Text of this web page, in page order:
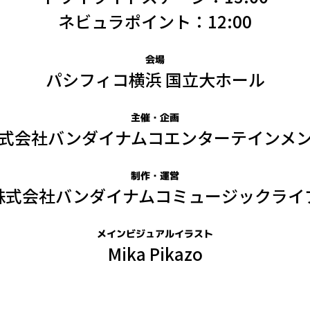
ネビュラポイント：12:00
会場
パシフィコ横浜 国立大ホール
主催・企画
会社バンダイナムコエンターテインメ
制作・運営
式会社バンダイナムコミュージックライ
メインビジュアルイラスト
Mika Pikazo